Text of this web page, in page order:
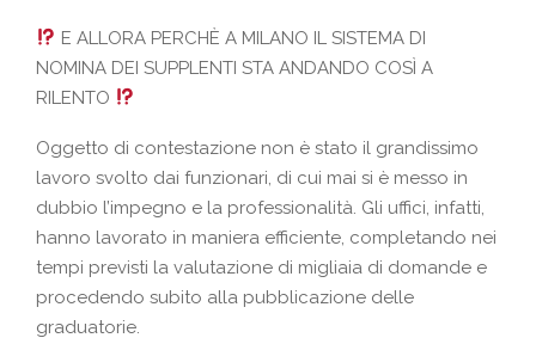
E ALLORA PERCHÈ A MILANO IL SISTEMA DI
NOMINA DEI SUPPLENTI STA ANDANDO COSÌ A
RILENTO
Oggetto di contestazione non è stato il grandissimo
lavoro svolto dai funzionari, di cui mai si è messo in
dubbio l’impegno e la professionalità. Gli uffici, infatti,
hanno lavorato in maniera efficiente, completando nei
tempi previsti la valutazione di migliaia di domande e
procedendo subito alla pubblicazione delle
graduatorie.